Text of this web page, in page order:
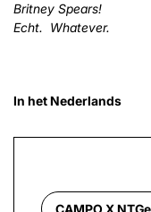
Britney Spears!
Echt. Whatever.
In het Nederlands
CAMPO X